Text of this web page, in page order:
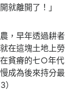
就離開了！」
，早年透過耕者
在這塊土地上勞
貧瘠的七○年代
成為後來持分最